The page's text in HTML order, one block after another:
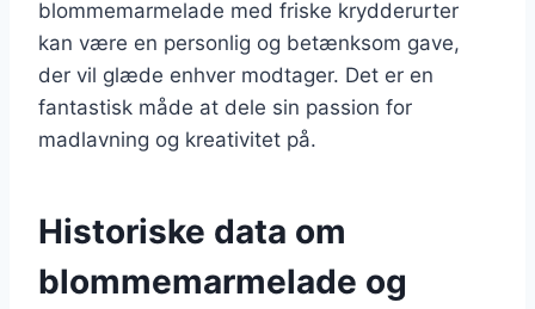
blommemarmelade med friske krydderurter
kan være en personlig og betænksom gave,
der vil glæde enhver modtager. Det er en
fantastisk måde at dele sin passion for
madlavning og kreativitet på.
Historiske data om
blommemarmelade og